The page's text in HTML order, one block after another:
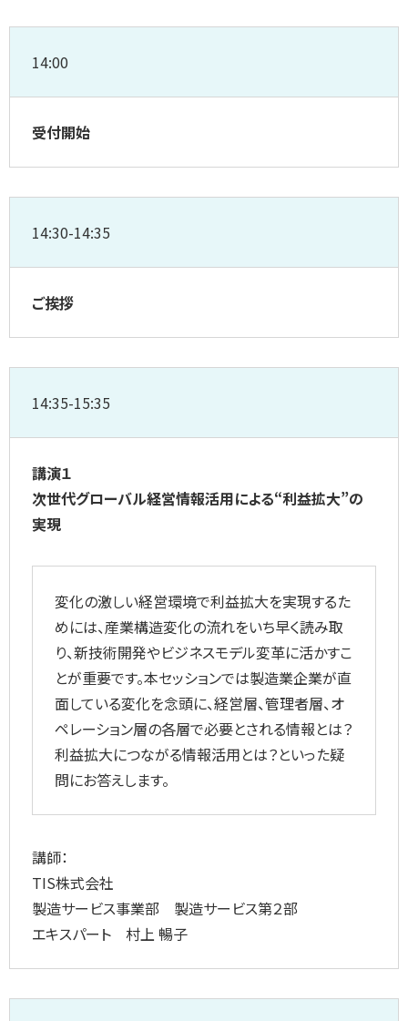
14:00
受付開始
14:30-14:35
ご挨拶
14:35-15:35
講演１
次世代グローバル経営情報活用による“利益拡大”の
実現
変化の激しい経営環境で利益拡大を実現するた
めには、産業構造変化の流れをいち早く読み取
り、新技術開発やビジネスモデル変革に活かすこ
とが重要です。本セッションでは製造業企業が直
面している変化を念頭に、経営層、管理者層、オ
ペレーション層の各層で必要とされる情報とは？
利益拡大につながる情報活用とは？といった疑
問にお答えします。
講師：
TIS株式会社
製造サービス事業部 製造サービス第２部
エキスパート 村上 暢子